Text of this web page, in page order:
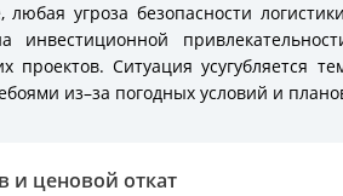
угроза безопасности
инвестиционной
проектов. Ситуация усугубляется
из–за погодных условий и
и ценовой откат